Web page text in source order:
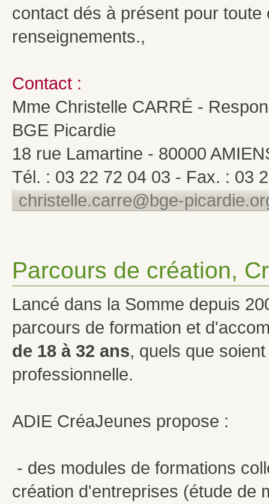
contact dés à présent pour
renseignements.,
Contact :
Mme Christelle CARRÉ -
BGE Picardie
18 rue Lamartine - 80000
Tél. : 03 22 72 04 03 - Fax. : 03
christelle.carre@bge-
Parcours de création,
Lancé dans la Somme depuis
parcours de formation et
de 18 à 32 ans, quels que
professionnelle.
ADIE CréaJeunes propose :
- des modules de formations
création d'entreprises (étude de